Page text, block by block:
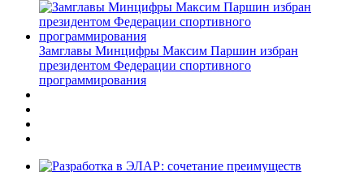
Замглавы Минцифры Максим Паршин избран
президентом Федерации спортивного
программирования